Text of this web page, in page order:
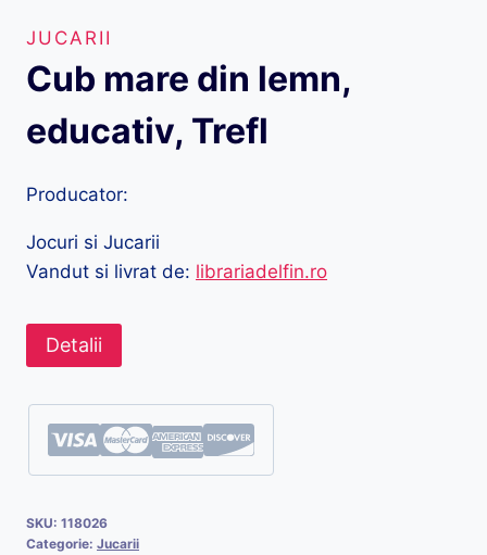
JUCARII
Cub mare din lemn,
educativ, Trefl
Producator:
Jocuri si Jucarii
Vandut si livrat de: librariadelfin.ro
Detalii
SKU: 118026
Categorie: Jucarii